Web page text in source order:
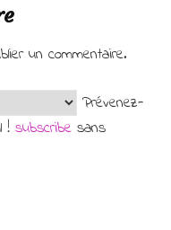
un commentaire.
Prévenez-
! subscribe sans